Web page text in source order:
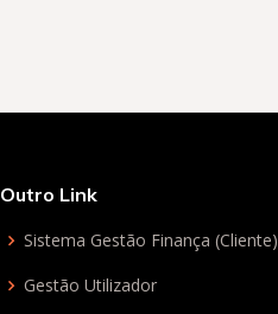
Outro Link
Sistema Gestão Finança (Cliente)
Gestão Utilizador